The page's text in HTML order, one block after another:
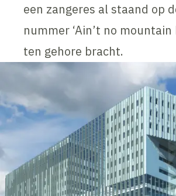
een zangeres al staand op
nummer ‘Ain’t no mountain
ten gehore bracht.